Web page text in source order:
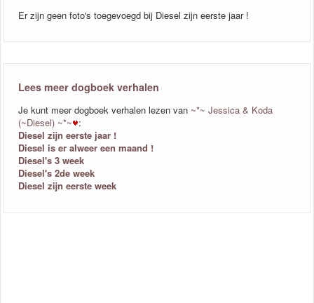
Er zijn geen foto's toegevoegd bij Diesel zijn eerste jaar !
Lees meer dogboek verhalen
Je kunt meer dogboek verhalen lezen van ~*~ Jessica & Koda
(~Diesel) ~*~ :
Diesel zijn eerste jaar !
Diesel is er alweer een maand !
Diesel's 3 week
Diesel's 2de week
Diesel zijn eerste week